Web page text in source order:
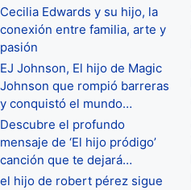
Cecilia Edwards y su hijo, la
conexión entre familia, arte y
pasión
EJ Johnson, El hijo de Magic
Johnson que rompió barreras
y conquistó el mundo…
Descubre el profundo
mensaje de ‘El hijo pródigo’
canción que te dejará…
el hijo de robert pérez sigue